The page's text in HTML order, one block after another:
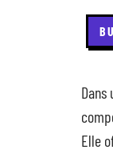
Elle